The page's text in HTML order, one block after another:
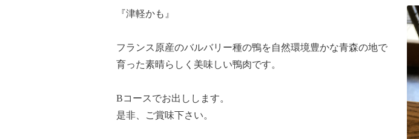
『津軽かも』
フランス原産のバルバリー種の鴨を自然環境豊かな青森の地で
育った素晴らしく美味しい鴨肉です。
Bコースでお出しします。
是非、ご賞味下さい。